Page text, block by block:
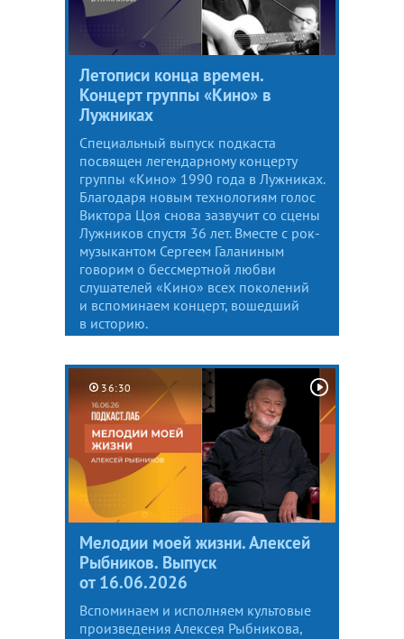
Летописи конца времен.
Концерт группы «Кино» в
Лужниках
Специальный выпуск подкаста
посвящен легендарному концерту
группы «Кино» 1990 года в Лужниках.
Благодаря новым технологиям голос
Виктора Цоя снова зазвучит со сцены
Лужников спустя 36 лет. Вместе с рок-
музыкантом Сергеем Галаниным
говорим о бессмертной любви
слушателей «Кино» всех поколений
и вспоминаем концерт, вошедший
в историю.
36:30
Мелодии моей жизни. Алексей
Рыбников. Выпуск
от 16.06.2026
Вспоминаем и исполняем культовые
произведения Алексея Рыбникова,